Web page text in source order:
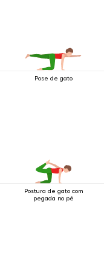
Pose de gato
Postura de gato com
pegada no pé